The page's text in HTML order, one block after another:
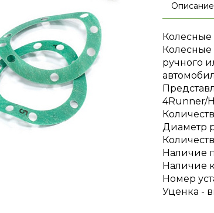
Описание
Колесные
Колесные
ручного
4Runner/
Диаметр
Наличие
Наличие
Номер
Уценка -